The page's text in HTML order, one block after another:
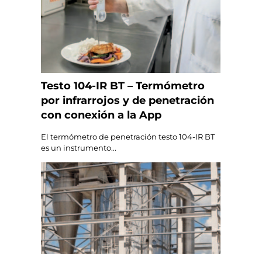
Testo 104-IR BT – Termómetro
por infrarrojos y de penetración
con conexión a la App
El termómetro de penetración testo 104-IR BT
es un instrumento...